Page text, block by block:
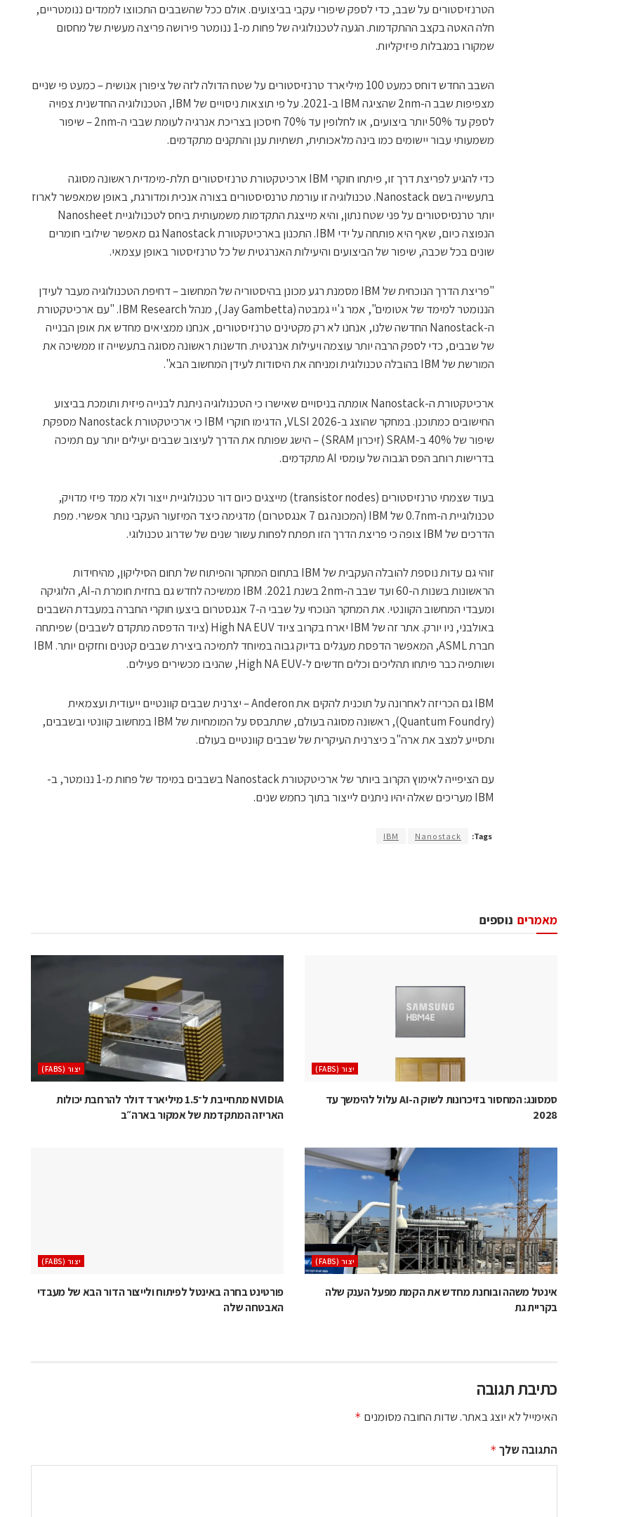
הטרנזיסטורים על שבב, כדי לספק שיפורי עקבי בביצועים. אולם ככל שהשבבים התכווצו לממדים ננומטריים,
חלה האטה בקצב ההתקדמות. הגעה לטכנולוגיה של פחות מ-1 ננומטר פירושה פריצה מעשית של מחסום
שמקורו במגבלות פיזיקליות.
השבב החדש דוחס כמעט 100 מיליארד טרנזיסטורים על שטח הדולה לזה של ציפורן אנושית – כמעט פי שניים
מצפיפות שבב ה-2nm שהציגה IBM ב-2021. על פי תוצאות ניסויים של IBM, הטכנולוגיה החדשנית צפויה
לספק עד 50% יותר ביצועים, או לחלופין עד 70% חיסכון בצריכת אנרגיה לעומת שבבי ה-2nm – שיפור
משמעותי עבור יישומים כמו בינה מלאכותית, תשתיות ענן והתקנים מתקדמים.
כדי להגיע לפריצת דרך זו, פיתחו חוקרי IBM ארכיטקטורת טרנזיסטורים תלת-מימדית ראשונה מסוגה
בתעשייה בשם Nanostack. טכנולוגיה זו עורמת טרנסיסטורים בצורה אנכית ומדורגת, באופן שמאפשר לארוז
יותר טרנסיסטורים על פני שטח נתון, והיא מייצגת התקדמות משמעותית ביחס לטכנולוגיית Nanosheet
הנפוצה כיום, שאף היא פותחה על ידי IBM. התכנון בארכיטקטורת Nanostack גם מאפשר שילובי חומרים
שונים בכל שכבה, שיפור של הביצועים והיעילות האנרגטית של כל טרנזיסטור באופן עצמאי.
"פריצת הדרך הנוכחית של IBM מסמנת רגע מכונן בהיסטוריה של המחשוב – דחיפת הטכנולוגיה מעבר לעידן
הננומטר למימד של אטומים", אמר ג'יי גמבטה (Jay Gambetta), מנהל IBM Research. "עם ארכיטקטורת
ה-Nanostack החדשה שלנו, אנחנו לא רק מקטינים טרנזיסטורים, אנחנו ממציאים מחדש את אופן הבנייה
של שבבים, כדי לספק הרבה יותר עוצמה ויעילות אנרגטית. חדשנות ראשונה מסוגה בתעשייה זו ממשיכה את
המורשת של IBM בהובלה טכנולוגית ומניחה את היסודות לעידן המחשוב הבא".
ארכיטקטורת ה-Nanostack אומתה בניסויים שאישרו כי הטכנולוגיה ניתנת לבנייה פיזית ותומכת בביצוע
החישובים כמתוכנן. במחקר שהוצג ב-VLSI 2026, הדגימו חוקרי IBM כי ארכיטקטורת Nanostack מספקת
שיפור של 40% ב-SRAM (זיכרון SRAM) – הישג שפותח את הדרך לעיצוב שבבים יעילים יותר עם תמיכה
בדרישות רוחב הפס הגבוה של עומסי AI מתקדמים.
בעוד שצמתי טרנזיסטורים (transistor nodes) מייצגים כיום דור טכנולוגיית ייצור ולא ממד פיזי מדויק,
טכנולוגיית ה-0.7nm של IBM (המכונה גם 7 אנגסטרום) מדגימה כיצד המיזעור העקבי נותר אפשרי. מפת
הדרכים של IBM צופה כי פריצת הדרך הזו תפתח לפחות עשור שנים של שדרוג טכנולוגי.
זוהי גם עדות נוספת להובלה העקבית של IBM בתחום המחקר והפיתוח של תחום הסיליקון, מהיחידות
הראשונות בשנות ה-60 ועד שבב ה-2nm בשנת 2021. IBM ממשיכה לחדש גם בחזית חומרת ה-AI, הלוגיקה
ומעבדי המחשוב הקוונטי. את המחקר הנוכחי על שבבי ה-7 אנגסטרום ביצעו חוקרי החברה במעבדת השבבים
באולבני, ניו יורק. אתר זה של IBM יארח בקרוב ציוד High NA EUV (ציוד הדפסה מתקדם לשבבים) שפיתחה
חברת ASML, המאפשר הדפסת מעגלים בדיוק גבוה במיוחד לתמיכה ביצירת שבבים קטנים וחזקים יותר. IBM
ושותפיה כבר פיתחו תהליכים וכלים חדשים ל-High NA EUV, שהניבו מכשירים פעילים.
IBM גם הכריזה לאחרונה על תוכנית להקים את Anderon – יצרנית שבבים קוונטיים ייעודית ועצמאית
(Quantum Foundry), ראשונה מסוגה בעולם, שתתבסס על המומחיות של IBM במחשוב קוונטי ובשבבים,
ותסייע למצב את ארה"ב כיצרנית העיקרית של שבבים קוונטיים בעולם.
עם הציפייה לאימוץ הקרוב ביותר של ארכיטקטורת Nanostack בשבבים במימד של פחות מ-1 ננומטר, ב-
IBM מעריכים שאלה יהיו ניתנים לייצור בתוך כחמש שנים.
Tags:
Nanostack
IBM
נוספים מאמרים
‫יצור (‪(FABS‬‬
סמסונג: המחסור בזיכרונות לשוק ה-AI עלול להימשך עד
2028
‫יצור (‪(FABS‬‬
NVIDIA מתחייבת ל־1.5 מיליארד דולר להרחבת יכולות
האריזה המתקדמת של אמקור בארה״ב
‫יצור (‪(FABS‬‬
אינטל משהה ובוחנת מחדש את הקמת מפעל הענק שלה
בקריית גת
‫יצור (‪(FABS‬‬
פורטינט בחרה באינטל לפיתוח ולייצור הדור הבא של מעבדי
האבטחה שלה
כתיבת תגובה
האימייל לא יוצג באתר.שדות החובה מסומנים *
התגובה שלך *